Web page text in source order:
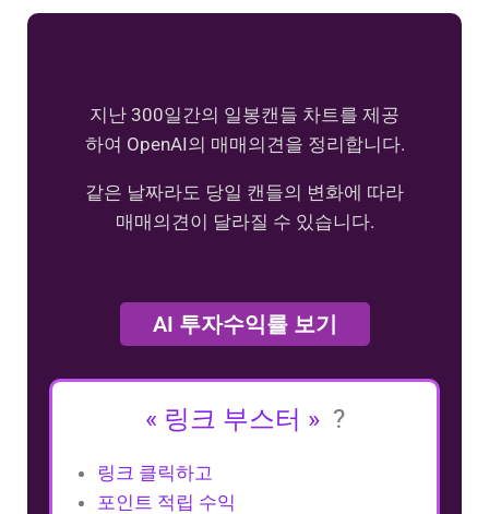
지난 300일간의 일봉캔들 차트를 제공
하여 OpenAI의 매매의견을 정리합니다.
같은 날짜라도 당일 캔들의 변화에 따라
매매의견이 달라질 수 있습니다.
AI 투자수익률 보기
« 링크 부스터 » ?
링크 클릭하고
포인트 적립 수익